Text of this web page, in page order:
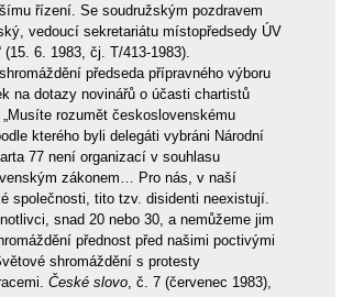
řízení. Se soudružským pozdravem
vedoucí sekretariátu místopředsedy ÚV
(15. 6. 1983, čj. T/413-1983).
předseda přípravného výboru
na dotazy novinářů o účasti chartistů
rozumět československému
kterého byli delegáti vybráni Národní
77 není organizací v souhlasu
zákonem… Pro nás, v naší
společnosti, tito tzv. disidenti neexistují.
snad 20 nebo 30, a nemůžeme jim
přednost před našimi poctivými
shromáždění s protesty
České slovo, č. 7 (červenec 1983),